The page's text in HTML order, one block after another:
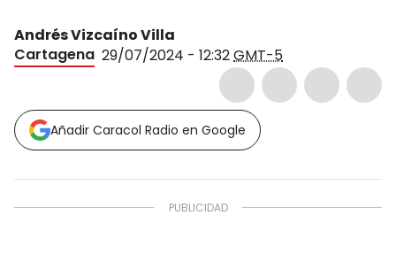
Andrés Vizcaíno Villa
Cartagena 29/07/2024 - 12:32GMT-5
Añadir Caracol Radio en Google